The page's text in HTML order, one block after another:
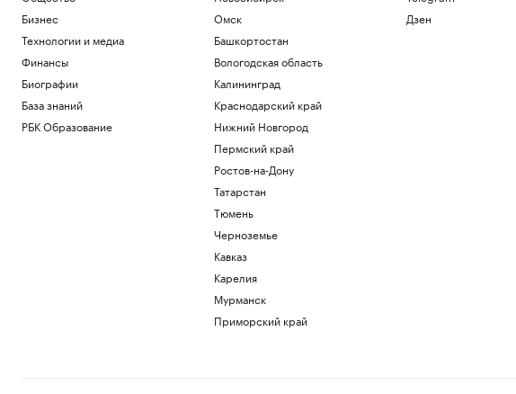
Бизнес
Технологии и медиа
Финансы
Биографии
База знаний
РБК Образование
Омск
Башкортостан
Вологодская область
Калининград
Краснодарский край
Нижний Новгород
Пермский край
Ростов-на-Дону
Татарстан
Тюмень
Черноземье
Кавказ
Карелия
Мурманск
Приморский край
Дзен